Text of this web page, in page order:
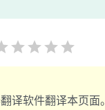
star star star star
译软件翻译本页